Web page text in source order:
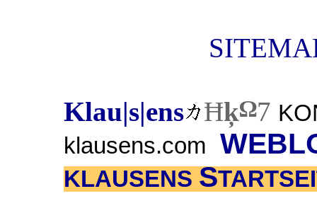
Klau|s|ens ĦķΩ7
klausens.com
KLAUSENS S